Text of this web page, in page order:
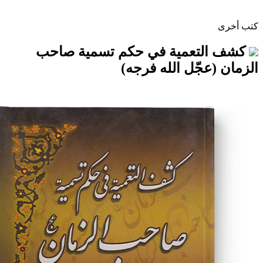
في حكم تسمية صاحب
الله فرجه)